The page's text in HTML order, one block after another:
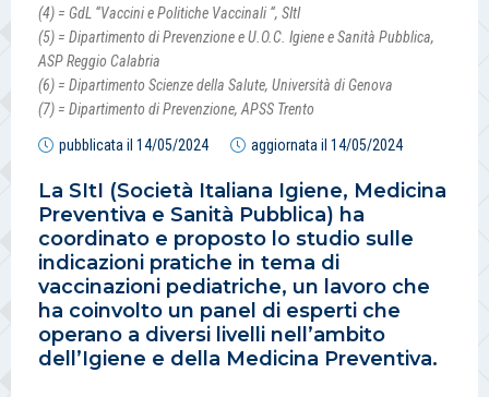
(4) = GdL “Vaccini e Politiche Vaccinali “, SItI
(5) = Dipartimento di Prevenzione e U.O.C. Igiene e Sanità Pubblica,
ASP Reggio Calabria
(6) = Dipartimento Scienze della Salute, Università di Genova
(7) = Dipartimento di Prevenzione, APSS Trento
pubblicata il 14/05/2024 aggiornata il 14/05/2024
La SItI (Società Italiana Igiene, Medicina
Preventiva e Sanità Pubblica) ha
coordinato e proposto lo studio sulle
indicazioni pratiche in tema di
vaccinazioni pediatriche, un lavoro che
ha coinvolto un panel di esperti che
operano a diversi livelli nell’ambito
dell’Igiene e della Medicina Preventiva.